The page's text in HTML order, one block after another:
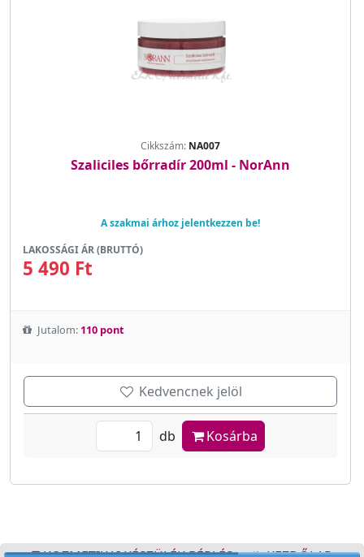
Cikkszám: NA007
Szaliciles bőrradír 200ml - NorAnn
A szakmai árhoz jelentkezzen be!
LAKOSSÁGI ÁR (BRUTTÓ)
5 490 Ft
Jutalom: 110 pont
Kedvencnek jelöl
db Kosárba